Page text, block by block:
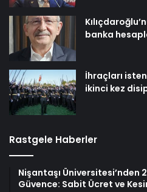
banka
İhraçları
ikinci kez
Rastgele Haberler
Nişantaşı Üniversitesi’nden
Güvence: Sabit Ücret ve